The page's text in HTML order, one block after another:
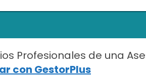
Profesionales de una
con GestorPlus